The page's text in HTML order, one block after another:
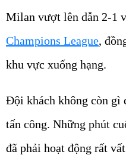
Milan vượt lên dẫn 2-1
Champions League,
khu vực xuống hạng.
Đội khách không còn gì
tấn công. Những phút
đã phải hoạt động rất